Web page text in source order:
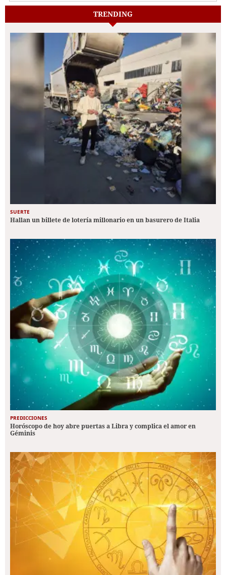
TRENDING
SUERTE
Hallan un billete de lotería millonario en un basurero de Italia
PREDICCIONES
Horóscopo de hoy abre puertas a Libra y complica el amor en
Géminis